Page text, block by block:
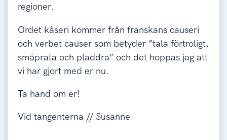
regioner.
Ordet kåseri kommer från franskans causeri
och verbet causer som betyder ”tala förtroligt,
småprata och pladdra” och det hoppas jag att
vi har gjort med er nu.
Ta hand om er!
Vid tangenterna // Susanne